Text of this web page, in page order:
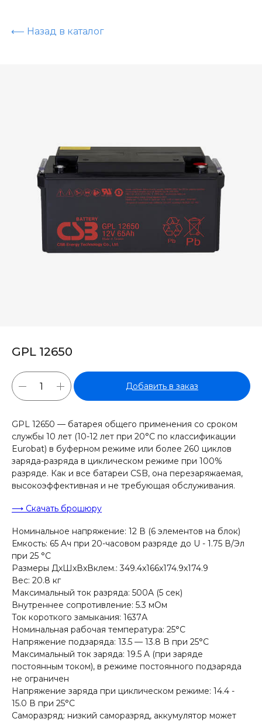
⟵ Назад в каталог
GPL 12650
Добавить в заказ
GPL 12650 — батарея общего применения со сроком
службы 10 лет (10-12 лет при 20°С по классификации
Eurobat) в буферном режиме или более 260 циклов
заряда-разряда в циклическом режиме при 100%
разряде. Как и все батареи CSB, она перезаряжаемая,
высокоэффективная и не требующая обслуживания.
⟶ Скачать брошюру
Номинальное напряжение: 12 В (6 элементов на блок)
Емкость: 65 Aч при 20-часовом разряде до U - 1.75 В/Эл
при 25 °С
Размеры ДxШxВxВклем.: 349.4x166x174.9x174.9
Вес: 20.8 кг
Максимальный ток разряда: 500A (5 сек)
Внутреннее сопротивление: 5.3 мОм
Ток короткого замыкания: 1637А
Номинальная рабочая температура: 25°С
Напряжение подзаряда: 13.5 — 13.8 В при 25°С
Максимальный ток заряда: 19.5 A (при заряде
постоянным током), в режиме постоянного подзаряда
не ограничен
Напряжение заряда при циклическом режиме: 14.4 -
15.0 В при 25°С
Саморазряд: низкий саморазряд, аккумулятор может